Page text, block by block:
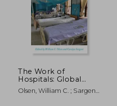
€ 5%
dcto.
The Work of
Hospitals: Global
Medicine in Local
Cultures (en Inglés)
Olsen, William C. ; Sargent,